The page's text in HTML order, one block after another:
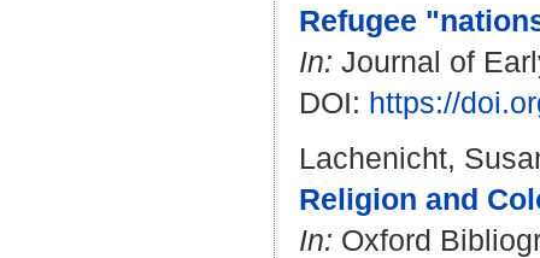
Refugee
In: Journal of
DOI: https://
Lachenicht,
Religion and
In: Oxford